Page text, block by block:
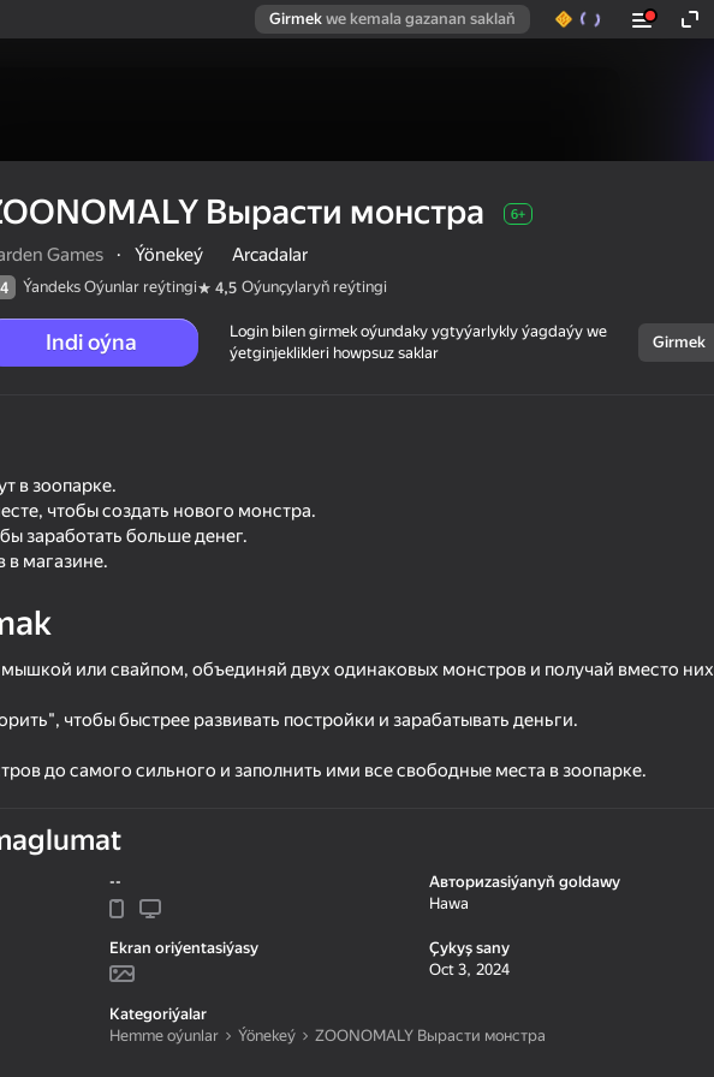
Girmek we kemala gazanan saklaň
reýtingi 6+
Zuma Deluxe Revege Classic
Вырасти монстра 6+
Games · Ýönekeý Arcadalar
Ýandeks Oýunlar reýtingi 4,5 Oýunçylaryň reýtingi
Indi oýna
Login bilen girmek oýundaky ygtyýarlykly ýagdaýy we
ýetginjeklikleri howpsuz saklar
Girmek
в зоопарке.
чтобы создать нового монстра.
заработать больше денег.
в магазине.
или свайпом, объединяй двух одинаковых монстров и получай вместо них
чтобы быстрее развивать постройки и зарабатывать деньги.
до самого сильного и заполнить ими все свободные места в зоопарке.
--
Авториzasiýanyň goldawy
Hawa
Ekran oriýentasiýasy
Çykyş sany
Oct 3, 2024
Kategoriýalar
Hemme oýunlar
Ýönekeý ZOONOMALY Вырасти монстра